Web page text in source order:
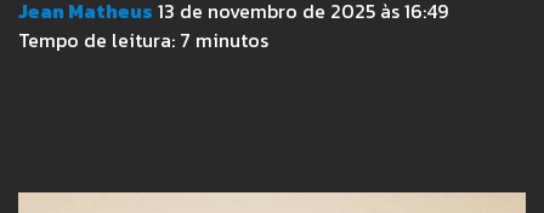
Jean Matheus 13 de novembro de 2025 às 16:49
Tempo de leitura: 7 minutos